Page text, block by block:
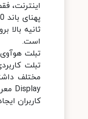
اینترنت،
است.
تبلت
کاربران